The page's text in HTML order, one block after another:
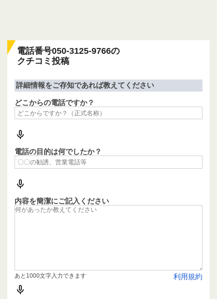
電話番号050-3125-9766の
クチコミ投稿
詳細情報をご存知であれば教えてください
どこからの電話ですか？
電話の目的は何でしたか？
内容を簡潔にご記入ください
利用規約
あと1000文字入力できます